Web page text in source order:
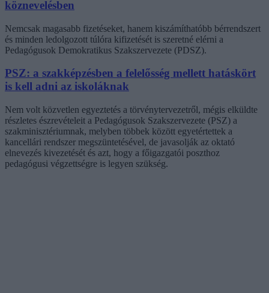
köznevelésben
Nemcsak magasabb fizetéseket, hanem kiszámíthatóbb bérrendszert
és minden ledolgozott túlóra kifizetését is szeretné elérni a
Pedagógusok Demokratikus Szakszervezete (PDSZ).
PSZ: a szakképzésben a felelősség mellett hatáskört
is kell adni az iskoláknak
Nem volt közvetlen egyeztetés a törvénytervezetről, mégis elküldte
részletes észrevételeit a Pedagógusok Szakszervezete (PSZ) a
szakminisztériumnak, melyben többek között egyetértettek a
kancellári rendszer megszüntetésével, de javasolják az oktató
elnevezés kivezetését és azt, hogy a főigazgatói poszthoz
pedagógusi végzettségre is legyen szükség.